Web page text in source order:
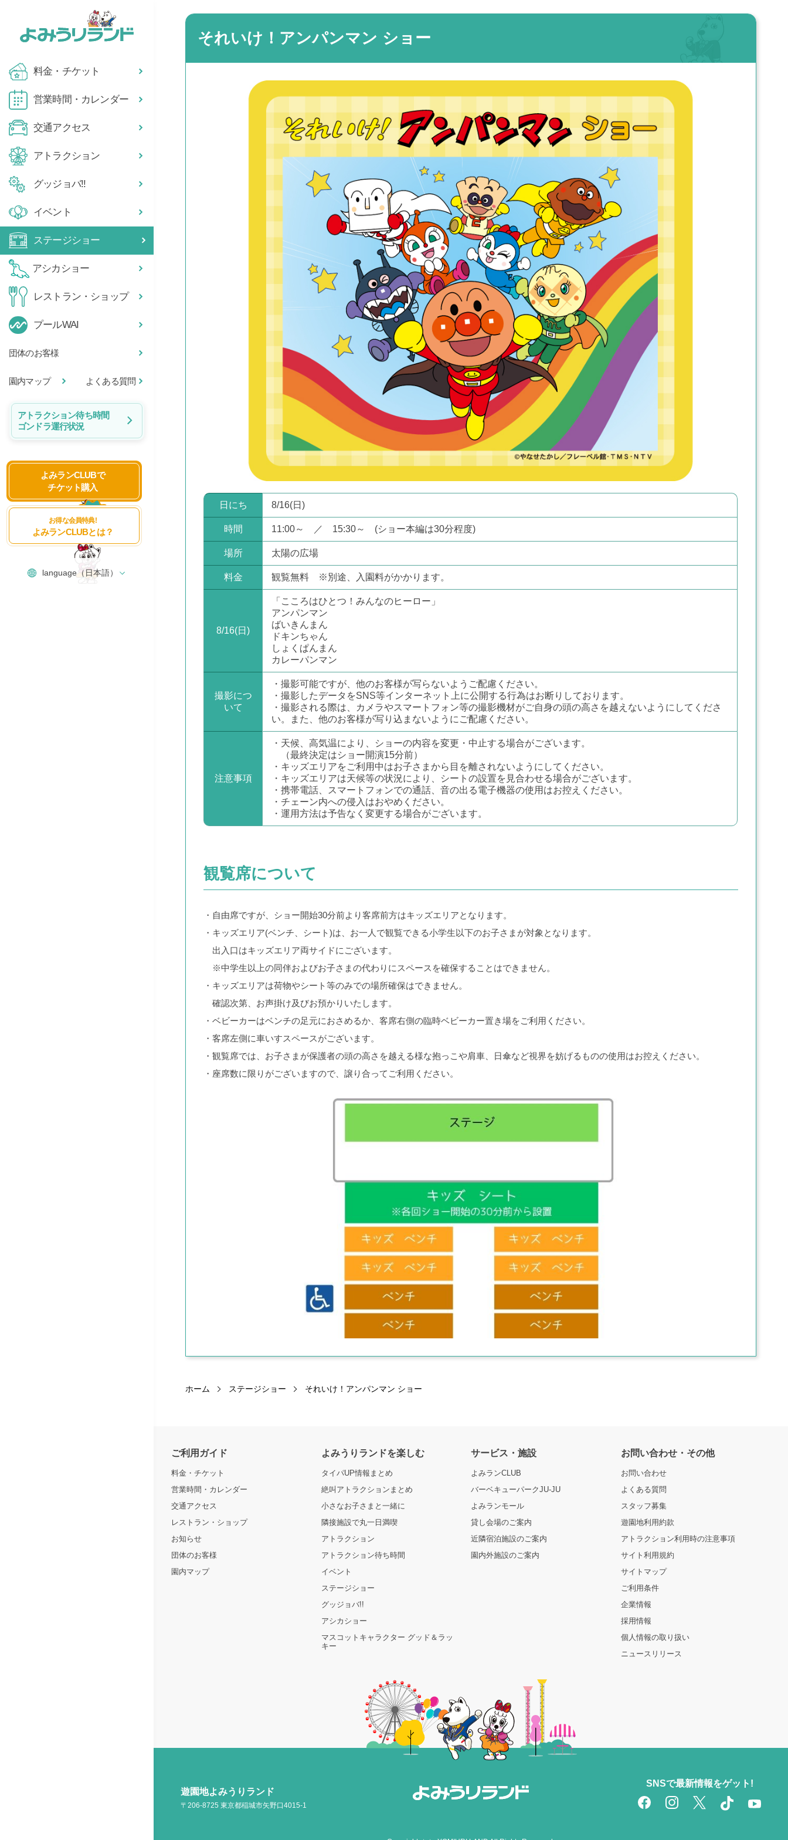
料金・チケット
営業時間・カレンダー
交通アクセス
アトラクション
グッジョバ!!
イベント
ステージショー
アシカショー
レストラン・ショップ
プールWAI
団体のお客様
園内マップ よくある質問
アトラクション待ち時間
ゴンドラ運行状況
よみランCLUBで
チケット購入
お得な会員特典!
よみランCLUBとは？
それいけ！アンパンマン ショー
日にち 8/16(日)
時間 11:00～ ／ 15:30～ (ショー本編は30分程度)
場所 太陽の広場
料金 観覧無料 ※別途、入園料がかかります。
8/16(日)
「こころはひとつ！みんなのヒーロー」
アンパンマン
ばいきんまん
ドキンちゃん
しょくぱんまん
カレーパンマン
撮影につ
いて
・撮影可能ですが、他のお客様が写らないようご配慮ください。
・撮影したデータをSNS等インターネット上に公開する行為はお断りしております。
・撮影される際は、カメラやスマートフォン等の撮影機材がご自身の頭の高さを越えないようにしてくださ
い。また、他のお客様が写り込まないようにご配慮ください。
注意事項
・天候、高気温により、ショーの内容を変更・中止する場合がございます。
（最終決定はショー開演15分前）
・キッズエリアをご利用中はお子さまから目を離されないようにしてください。
・キッズエリアは天候等の状況により、シートの設置を見合わせる場合がございます。
・携帯電話、スマートフォンでの通話、音の出る電子機器の使用はお控えください。
・チェーン内への侵入はおやめください。
・運用方法は予告なく変更する場合がございます。
観覧席について
・自由席ですが、ショー開始30分前より客席前方はキッズエリアとなります。
・キッズエリア(ベンチ、シート)は、お一人で観覧できる小学生以下のお子さまが対象となります。
出入口はキッズエリア両サイドにございます。
※中学生以上の同伴およびお子さまの代わりにスペースを確保することはできません。
・キッズエリアは荷物やシート等のみでの場所確保はできません。
確認次第、お声掛け及びお預かりいたします。
・ベビーカーはベンチの足元におさめるか、客席右側の臨時ベビーカー置き場をご利用ください。
・客席左側に車いすスペースがございます。
・観覧席では、お子さまが保護者の頭の高さを越える様な抱っこや肩車、日傘など視界を妨げるものの使用はお控えください。
・座席数に限りがございますので、譲り合ってご利用ください。
ホーム ステージショー それいけ！アンパンマン ショー
ご利用ガイド
料金・チケット
営業時間・カレンダー
交通アクセス
レストラン・ショップ
お知らせ
団体のお客様
園内マップ
よみうりランドを楽しむ
タイパUP情報まとめ
絶叫アトラクションまとめ
小さなお子さまと一緒に
隣接施設で丸一日満喫
アトラクション
アトラクション待ち時間
イベント
ステージショー
グッジョバ!!
アシカショー
マスコットキャラクター グッド＆ラッ
キー
サービス・施設
よみランCLUB
バーベキューパークJU-JU
よみランモール
貸し会場のご案内
近隣宿泊施設のご案内
園内外施設のご案内
お問い合わせ・その他
お問い合わせ
よくある質問
スタッフ募集
遊園地利用約款
アトラクション利用時の注意事項
サイト利用規約
サイトマップ
ご利用条件
企業情報
採用情報
個人情報の取り扱い
ニュースリリース
遊園地よみうりランド
〒206-8725 東京都稲城市矢野口4015-1
SNSで最新情報をゲット!